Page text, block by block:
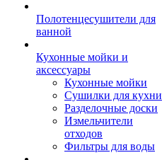
Полотенцесушители для
ванной
Кухонные мойки и
аксессуары
Кухонные мойки
Сушилки для кухни
Разделочные доски
Измельчители
отходов
Фильтры для воды